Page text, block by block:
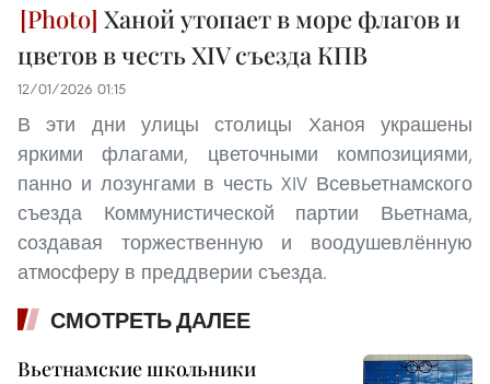
Ханой утопает в море флагов и
цветов в честь XIV съезда КПВ
12/01/2026 01:15
В эти дни улицы столицы Ханоя украшены
яркими флагами, цветочными композициями,
панно и лозунгами в честь XIV Всевьетнамского
съезда Коммунистической партии Вьетнама,
создавая торжественную и воодушевлённую
атмосферу в преддверии съезда.
СМОТРЕТЬ ДАЛЕЕ
Вьетнамские школьники